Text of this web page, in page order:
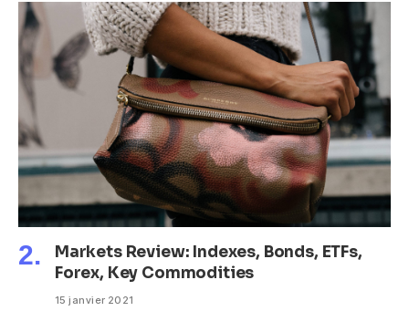
Markets Review: Indexes, Bonds, ETFs,
Forex, Key Commodities
15 janvier 2021